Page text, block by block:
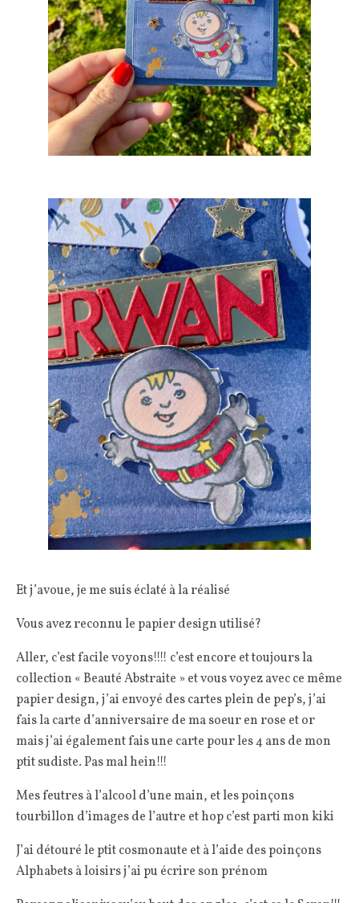
Et j’avoue, je me suis éclaté à la réalisé
Vous avez reconnu le papier design utilisé?
Aller, c’est facile voyons!!!! c’est encore et toujours la
collection « Beauté Abstraite » et vous voyez avec ce même
papier design, j’ai envoyé des cartes plein de pep’s, j’ai
fais la carte d’anniversaire de ma soeur en rose et or
mais j’ai également fais une carte pour les 4 ans de mon
ptit sudiste. Pas mal hein!!!
Mes feutres à l’alcool d’une main, et les poinçons
tourbillon d’images de l’autre et hop c’est parti mon kiki
J’ai détouré le ptit cosmonaute et à l’aide des poinçons
Alphabets à loisirs j’ai pu écrire son prénom